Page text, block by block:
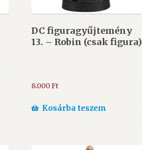
DC figuragyűjtemény
13. – Robin (csak figura)
8.000Ft
Kosárba teszem